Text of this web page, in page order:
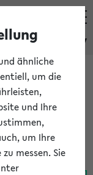
eKVV
am eKVV.
ähnliche
um die
und Ihre
um Ihre
messen. Sie